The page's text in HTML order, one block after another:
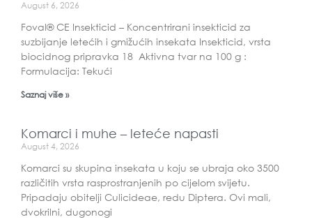
August 6, 2026
Foval® CE Insekticid – Koncentrirani insekticid za
suzbijanje letećih i gmižućih insekata Insekticid, vrsta
biocidnog pripravka 18 Aktivna tvar na 100 g :
Formulacija: Tekući
Saznaj više »
Komarci i muhe – leteće napasti
August 4, 2026
Komarci su skupina insekata u koju se ubraja oko 3500
različitih vrsta rasprostranjenih po cijelom svijetu.
Pripadaju obitelji Culicideae, redu Diptera. Ovi mali,
dvokrilni, dugonogi